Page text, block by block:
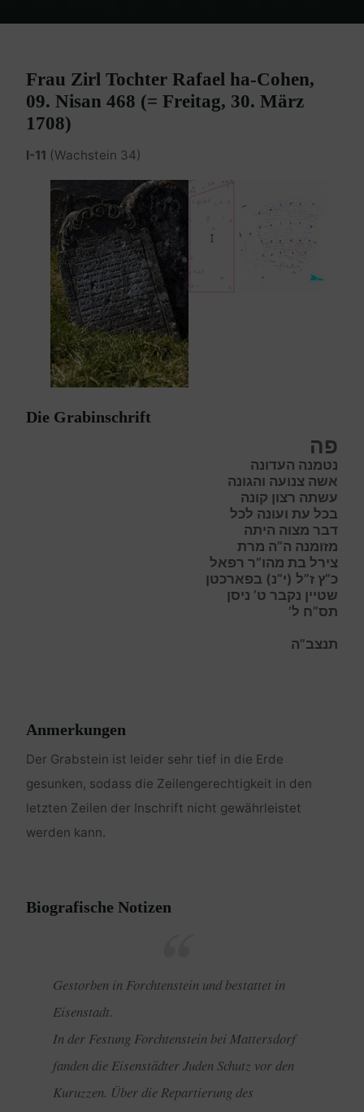
Frau Zirl Tochter Rafael ha-Cohen,
09. Nisan 468 (= Freitag, 30. März
1708)
I-11 (Wachstein 34)
Die Grabinschrift
פה
נטמנה העדונה
אשה צנועה והגונה
עשתה רצון קונה
בכל עת ועונה לכל
דבר מצוה היתה
מזומנה ה”ה מרת
צירל בת מהו”ר רפאל
כ”ץ ז”ל (י”נ) בפארכטן
שטיין נקבר ט’ ניסן
תס”ח ל’
תנצב”ה
Anmerkungen
Der Grabstein ist leider sehr tief in die Erde
gesunken, sodass die Zeilengerechtigkeit in den
letzten Zeilen der Inschrift nicht gewährleistet
werden kann.
Biografische Notizen
Gestorben in Forchtenstein und bestattet in
Eisenstadt.
In der Festung Forchtenstein bei Mattersdorf
fanden die Eisenstädter Juden Schutz vor den
Kuruzzen. Über die Repartierung des